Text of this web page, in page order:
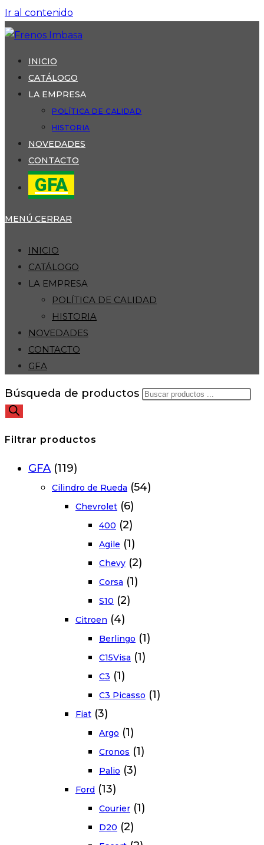
Ir al contenido
INICIO
CATÁLOGO
LA EMPRESA
POLÍTICA DE CALIDAD
HISTORIA
NOVEDADES
CONTACTO
GFA
MENÚ CERRAR
INICIO
CATÁLOGO
LA EMPRESA
POLÍTICA DE CALIDAD
HISTORIA
NOVEDADES
CONTACTO
GFA
Búsqueda de productos
Filtrar productos
GFA (119)
Cilindro de Rueda (54)
Chevrolet (6)
400 (2)
Agile (1)
Chevy (2)
Corsa (1)
S10 (2)
Citroen (4)
Berlingo (1)
C15Visa (1)
C3 (1)
C3 Picasso (1)
Fiat (3)
Argo (1)
Cronos (1)
Palio (3)
Ford (13)
Courier (1)
D20 (2)